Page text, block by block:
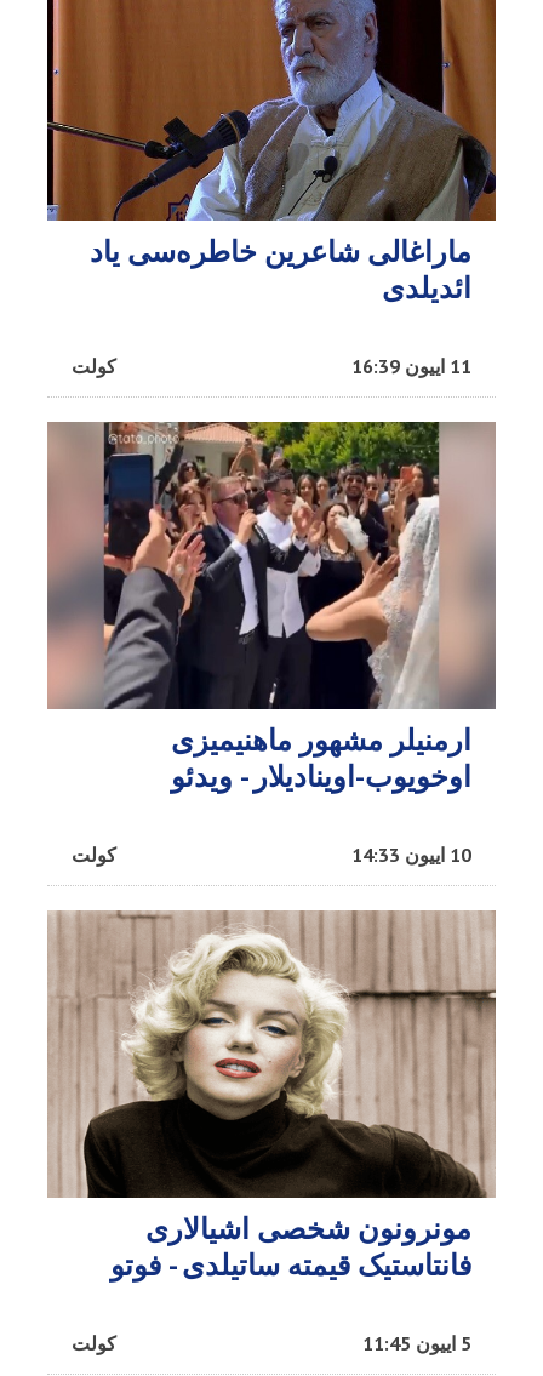
ماراغالی شاعرین خاطره‌سی یاد
ائدیلدی
کولت 11 اییون 16:39
ارمنیلر مشهور ماهنیمیزی
اوخویوب-اوینادیلار - ویدئو
کولت 10 اییون 14:33
مونرونون شخصی اشیالاری
فانتاستیک قیمته ساتیلدی - فوتو
کولت 5 اییون 11:45